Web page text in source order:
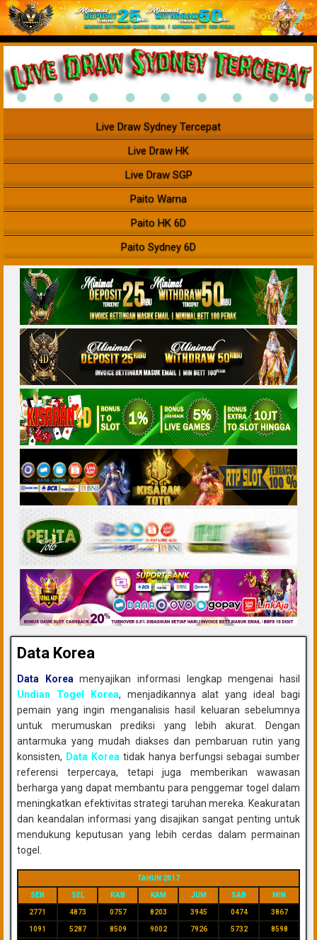
Live Draw Sydney Tercepat
Live Draw HK
Live Draw SGP
Paito Warna
Paito HK 6D
Paito Sydney 6D
Data Korea
Data Korea menyajikan informasi lengkap mengenai hasil
Undian Togel Korea, menjadikannya alat yang ideal bagi
pemain yang ingin menganalisis hasil keluaran sebelumnya
untuk merumuskan prediksi yang lebih akurat. Dengan
antarmuka yang mudah diakses dan pembaruan rutin yang
konsisten, Data Korea tidak hanya berfungsi sebagai sumber
referensi terpercaya, tetapi juga memberikan wawasan
berharga yang dapat membantu para penggemar togel dalam
meningkatkan efektivitas strategi taruhan mereka. Keakuratan
dan keandalan informasi yang disajikan sangat penting untuk
mendukung keputusan yang lebih cerdas dalam permainan
togel.
TAHUN 2017
SEN SEL RAB KAM JUM SAB MIN
2771 4873 0757 8203 3945 0474 3867
1091 5287 8509 9002 7926 5732 8598